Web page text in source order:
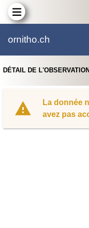
ornitho.ch
DÉTAIL DE L'OBSERVATION
La donnée
avez pas